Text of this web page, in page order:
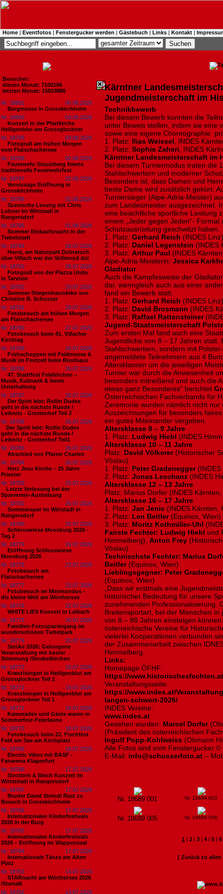
Home | Eventfotos | Fenstergucker werden | Gästebuch | Links | Kontakt |
Besucher:
diesen Monat: 7100166
letzten Monat: 15503886
Nr. 18801
06.08.2026
Bergmesse in Grosskirchheim
Nr. 18800
03.08.2026
Konzert in der Pfarrkirche
Heiligenblut am Grossglockner
Nr. 18799
03.08.2026
Fotogruß am frühen Morgen
vom Flatschachersee
Nr. 18798
02.08.2026
Feuerwehr Steuerberg feierte
traditionelle Feuerwehrfest
Nr. 18797
02.08.2026
Vernissage Eröffnung in
Grosskirchheim
Nr. 18796
02.08.2026
Szenische Lesung mit Chris
Lohner im Wirtstadl in
Rangersdorf
Nr. 18795
01.08.2026
Sommer Einkaufsnacht in der
Tiebelstadt
Nr. 18794
29.07.2026
Hurra, am Naturpark Dobratsch
über Villach war der Vollmond da!
Nr. 18793
29.07.2026
Fotogruß von der Piazza Unita
in Tarvisio
Nr. 18792
29.07.2026
Sommer-Stiegenhausdeko von
Christine B. Schusser
Nr. 18791
29.07.2026
Fotobesuch am frühen Morgen
am Flatschachersee
Nr. 18790
27.07.2026
Fotobesuch beim 81. Villacher
Kirchtag
Nr. 18789
26.07.2026
Frühschoppen mit Feldmesse &
Musik im Festzelt beim Rüsthaus
Nr. 18788
26.07.2026
47. Stadtfest Feldkirchen –
Musik, Kulinarik & beste
Unterhaltung
Nr. 18787
26.07.2026
Der Spirit lebt: Rollin Dudes
geht in die nächste Runde /
Leibnitz - Grottenhof Teil 2
Nr. 18786
26.07.2026
​Der Spirit lebt: Rollin Dudes
geht in die nächste Runde /
Leibnitz - Grottenhof Teil1
Nr. 18785
26.07.2026
Abschied von Pfarrer Charles
Nr. 18784
26.07.2026
Herz Jesu Kirche – 25 Jahre
Priester
Nr. 18783
25.07.2026
​Letzte Verlosung bei der
Sparverein-Aushebung
Nr. 18782
25.07.2026
Sommeroper im Wirtstadl in
Rangersdorf
Nr. 18780
25.07.2026
Schlosswiese Moosburg 2026 -
Tag 2
Nr. 18779
24.07.2026
Eröffnung Schlosswiese
Moosburg 2026
Nr. 18778
23.07.2026
Fotobesuch am
Flatschachersee
Nr. 18777
23.07.2026
Fotobesuch im Minimundus -
die kleine Welt am Wörthersee
Nr. 18776
22.07.2026
WHITE LIES Konzert in Laibach
Nr. 18775
20.07.2026
Familien-Fotospaziergang im
wunderschönen Tiebelpark
Nr. 18774
20.07.2026
SiniAir 2026: Gelungene
Veranstaltung mit bester
Stimmung /Sinabelkirchen
Nr. 18773
19.07.2026
Kranzlsingen in Heiligenblut am
Grossglockner Teil 2
Nr. 18772
19.07.2026
Kranzlsingen in Heiligenblut am
Grossglockner Teil 1
Nr. 18771
19.07.2026
Kameraden und Gäste waren in
Sommerfest-Feierlaune
Nr. 18770
18.07.2026
Fotobesuch beim 22. Fischfest
Feld am See am Kirchplatz
Nr. 18769
18.07.2026
Electric Vibes mit BASF -
Fanarena Klagenfurt
Nr. 18768
17.07.2026
Strottern & Blech Konzert im
Wirtstdadl in Rangersdorf
Nr. 18767
17.07.2026
Bruder David Steindl Rast zu
Besuch in Grosskirchheim
Nr. 18766
17.07.2026
Internationalen Kinderfestivals
2026 in der Burg
Nr. 18765
17.07.2026
Internationalen Kinderfestivals
2026 – Eröffnung im Wappensaal
Nr. 18764
17.07.2026
Internationale Tänze am Alten
Platz
Nr. 18763
14.07.2026
STARnacht am Wörthersee 2026
/Startalk
Nr. 18762
14.07.2026
Kärntner
Jugendmeisterschaft im
Technikbewerb
Bei diesem Bewerb konnten die
unter Beweis stellen, indem sie eine
sowie eine eigene Choreographie
1. Platz: Ilias Weissel , INDES
2. Platz: Sophie Zaheri , INDES
Kärntner Landesmeisterschaft im
Bei diesem Turniermodus traten die
Stahlschwertern und moderner
Besonders ist, dass Damen und
beste Dame wird zusätzlich gekürt.
Turniersieger (Alpe-Adria-Meister)
zum Landesmeister ausgezeichnet.
eine beachtliche sportliche Leistung
einem „Jeder gegen Jeden“-
Schutzausrüstung geschwitzt haben.
1. Platz: Gerhard Reich (INDES Linz)
2. Platz: Daniel Legenstein (INDES
3. Platz: Arthur Paul (INDES
Alpe-Adria-Meisterin: Jessica
Gladiatur
Auch die Kampfesweise der
dar, wenngleich auch aus einer
fand ein Bewerb statt.
1. Platz: Gerhard Reich (INDES Linz)
2. Platz: David Brosmann (INDES
3. Platz: Raffael Rattensteiner
Jugend-Staatsmeisterschaft
Zum ersten Mal fand auch eine
Jugendliche von 8 – 17 Jahren statt.
Stahlschwertern, sondern mit
angemeldete Teilnehmern aus 4
Altersklassen um die jeweiligen
Turnier war durch die Anwesenheit
besonders mitreißend und auch die
etwas ganz Besonderes“ berichtet
Österreichischen Fachverbands für
Zeremonie wurden nämlich nicht
Auszeichnungen für besonders
ein gutes Miteinander vergeben.
Altersklasse 8 – 9 Jahre
1. Platz: Ludwig Hiebl (INDES
Altersklasse 10 – 11 Jahre
Platz: David Völkerer(Historischer
Vöslau)
1. Platz: Peter Gradenegger(INDES
2. Platz: Jonas Leschanz (INDES
Altersklasse 12 – 13 Jahre
Platz: Marius Dorfer (INDES
Altersklasse 16 – 17 Jahre
1. Platz: Jan Jenic (INDES Kärnten,
2. Platz: Len Beitler(Equinox, Wien)
3. Platz: Moritz Kothmiller-Uhl
Fairste Fechter: Ludwig Hiebl und
Himmelberg), Anton Frey
Vöslau)
Technischste Fechter: Marius
Beitler(Equinox, Wien)
Lieblingsgegner: Peter
(Equinox, Wien)
„Dass wir erstmals eine
historischer Bedeutung für unsere
zunehmenden Professionalisierung.
Breitensportart, bei der Menschen
von 8 – 88 Jahren einsteigen
österreichische Vereine für
vielerlei Kooperationen verbunden
der Zusammenarbeit zwischen
Himmelberg.
Links:
Homepage ÖFHF:
https://
Veranstaltungsseite:
https://www.indes.at/
langen-schwert-2026/
INDES Vereine:
www.indes.at
Gesehen wurden: Marcel Dorfer
(Präsident des österreichischen
Ingulf Popp-Kohlweiss (Obmann
Alle Fotos sind vom Fenstergucker ©
E-Mail: info@schusserfoto.at –
Nr. 18689 001 Nr. 18689 002
Nr. 18689 005 Nr. 18689 006
1 | 2 | 3 | 4 | 5 | 6
[ Zurück zu